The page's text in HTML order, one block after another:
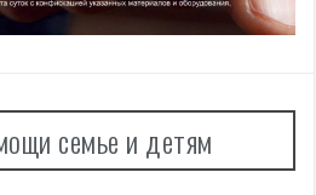
семье и детям